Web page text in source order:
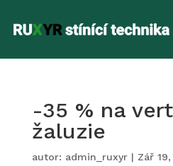
-35 % na
žaluzie
autor: admin_ruxyr| Zář